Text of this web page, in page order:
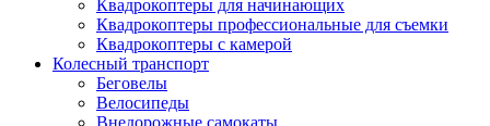
Квадрокоптеры для начинающих
Квадрокоптеры профессиональные для съемки
Квадрокоптеры с камерой
Колесный транспорт
Беговелы
Велосипеды
Внедорожные самокаты